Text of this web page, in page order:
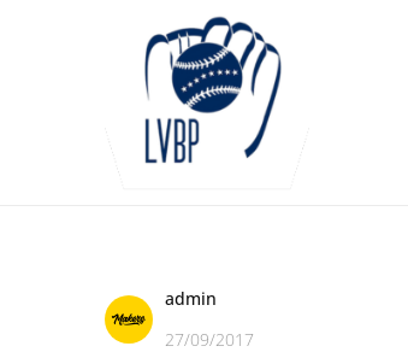
admin
27/09/2017